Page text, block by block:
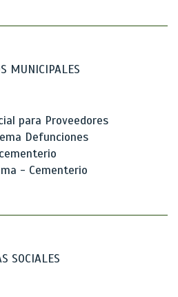
MUNICIPALES
para Proveedores
Defunciones
- Cementerio
SOCIALES